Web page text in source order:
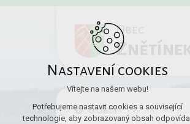
Obec
Znětínek
O OBCI
Nastavení cookies
Vítejte na našem webu!
Potřebujeme nastavit cookies a související
technologie, aby zobrazovaný obsah odpovídal